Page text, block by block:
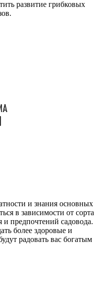
развитие грибковых
и знания основных
в зависимости от сорта
предпочтений садовода.
более здоровые и
радовать вас богатым